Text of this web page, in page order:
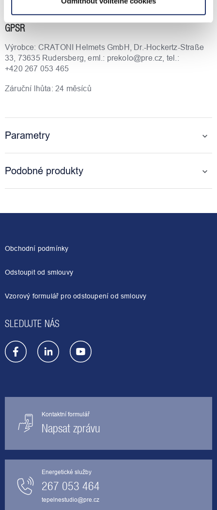
GPSR
Výrobce: CRATONI Helmets GmbH, Dr.-Hockertz-Straße
33, 73635 Rudersberg, eml.: prekolo@pre.cz, tel.:
+420 267 053 465
Záruční lhůta: 24 měsíců
Parametry
Podobné produkty
Obchodní podmínky
Odstoupit od smlouvy
Vzorový formulář pro odstoupení od smlouvy
SLEDUJTE NÁS
Kontaktní formulář
Napsat zprávu
Energetické služby
267 053 464
tepelnestudio@pre.cz